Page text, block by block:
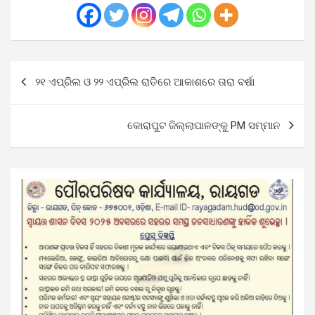
navigation
୨୧ ଏପ୍ରିଲ ଓ ୨୨ ଏପ୍ରିଲ ରାତିରେ ଆକାଶରେ ତାରା ବର୍ଷା
କୋରାପୁଟ ଜିଲ୍ଲାପାଳଙ୍କୁ PM ସମ୍ମାନ